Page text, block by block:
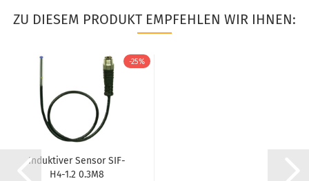
ZU DIESEM PRODUKT EMPFEHLEN WIR IHNEN:
-25%
Induktiver Sensor SIF-
H4-1.2 0.3M8